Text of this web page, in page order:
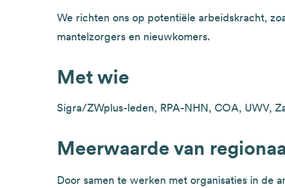
We richten ons op potentiële arbeidskracht,
mantelzorgers en nieuwkomers.
Met wie
Sigra/ZWplus-leden, RPA-NHN, COA, UWV,
Meerwaarde van
Door samen te werken met organisaties in de